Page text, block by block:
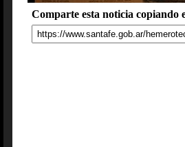
Comparte esta noticia copiando